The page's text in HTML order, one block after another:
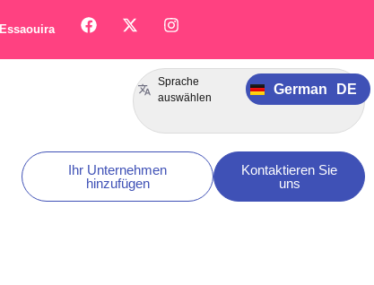
Essaouira
Sprache
auswählen
German DE
Português PT
Español ES
Ihr Unternehmen
hinzufügen
Kontaktieren Sie
uns